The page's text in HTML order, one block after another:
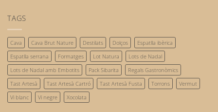
les
persones
2026
Gastronomia
sostenible:
el
nostre
compromís
amb
el
futur
TAGS
Cava Cava Brut Nature Destilats Dolços
Espatlla ibèrica
Espatlla serrana
Formatges Lot Natura
Lots de Nadal
Lots de Nadal amb Embotits
Pack Sibarita
Regals Gastronòmics
Tast Artesà
Tast Artesà Cartró Tast Artesà Fusta Torrons
Vermut
Vi blanc
Vi negre Xocolata